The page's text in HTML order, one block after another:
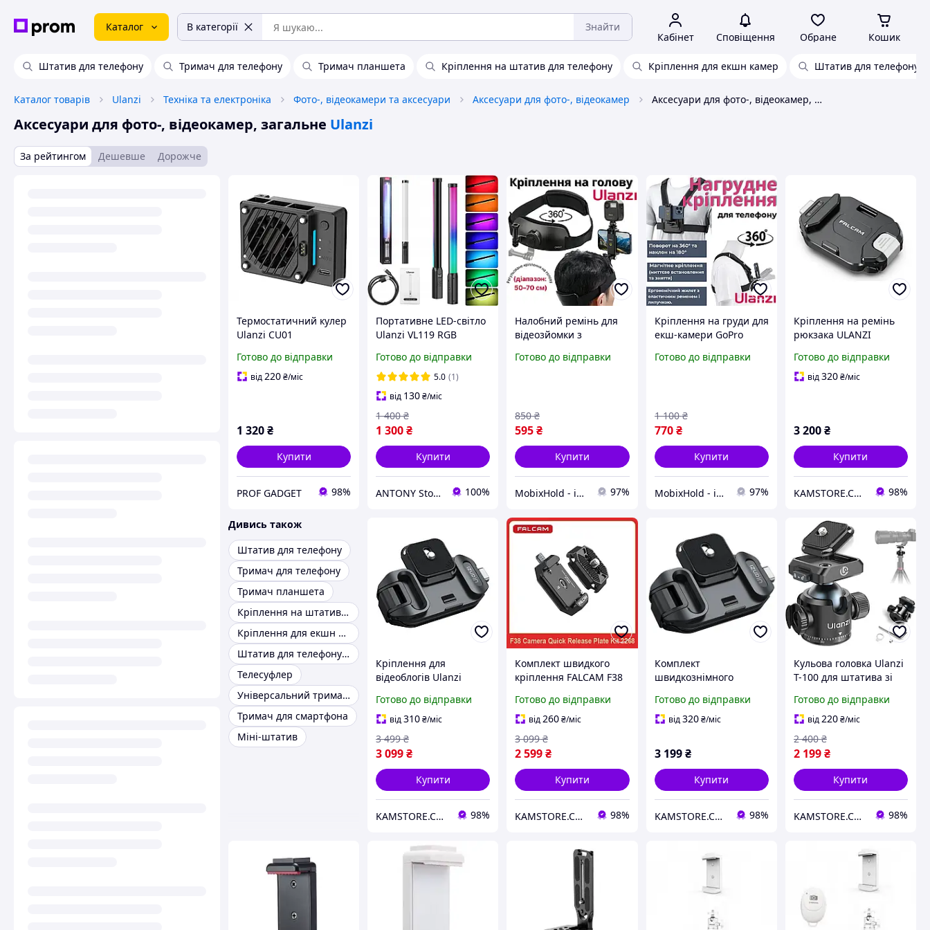
Каталог В категорії Знайти
Кабінет Сповіщення Обране Кошик
Штатив для телефону Тримач для телефону Тримач планшета Кріплення на штатив для телефону Кріплення для екшн камер Штатив для телефону з
Каталог товарів Ulanzi Техніка та електроніка Фото-, відеокамери та аксесуари Аксесуари для фото-, відеокамер Аксесуари для фото-, відеокамер, загальне Ulanzi
Аксесуари для фото-, відеокамер, загальне Ulanzi
За рейтингом Дешевше Дорожче
Термостатичний кулер
Ulanzi CU01
охолоджувач для камер
Sony, Canon, Fujifilm,
Готово до відправки
від220₴/міс
1 320₴
Купити
PROF GADGET 98%
Портативне LED-світло
Ulanzi VL119 RGB
Готово до відправки
5.0 (1)
від 130₴/міс
1 300₴
1 400 ₴
Купити
ANTONY Store - Інтернет-Магазин 100%
Налобний ремінь для
відеозйомки з
розмір голови для
Готово до відправки
595₴
850 ₴
Купити
MobixHold - інтернет-магазин сучасних гаджетів і корисних аксесуарів 97%
Кріплення на груди для
екш-камери GoPro
кріпленням
Готово до відправки
770 ₴
1 100 ₴
Купити
MobixHold - інтернет-магазин сучасних гаджетів і корисних аксесуарів 97%
Кріплення на ремінь
рюкзака ULANZI
штатива камери QR
Plate Capture Camera
Готово до відправки
від320₴/міс
3 200₴
Купити
KAMSTORE.COM.UA 98%
Дивись також
Штатив для телефону
Тримач для телефону
Тримач планшета
Кріплення на штатив для телефону
Кріплення для екшн камер
Штатив для телефону з пультом
Телесуфлер
Універсальний тримач телефону
Тримач для смартфона
Міні-штатив
Кріплення для
відеоблогів Ulanzi
професійний,
швидкознімний,
панорамний Black
Готово до відправки
від310₴/міс
3 099₴
3 499 ₴
Купити
KAMSTORE.COM.UA 98%
Комплект швидкого
кріплення FALCAM F38
Plate Kit майданчик для
камери, сумісний з
Arsa Swiss, і затискач
Готово до відправки
від260₴/міс
2 599₴
3 099 ₴
Купити
KAMSTORE.COM.UA 98%
Комплект
швидкознімного
для ременя рюкзака з
QR-площадками Uka,
Sony, Nikon, Fuji
Готово до відправки
від320 ₴/міс
3 199 ₴
Купити
KAMSTORE.COM.UA 98%
Кульова головка Ulanzi
T-100 для штатива зі
майданчиком Uka, що
обертається на 360
градусів, для DSLR-
камери Black
Готово до відправки
від220₴/міс
2 199₴
2 400 ₴
Купити
KAMSTORE.COM.UA 98%